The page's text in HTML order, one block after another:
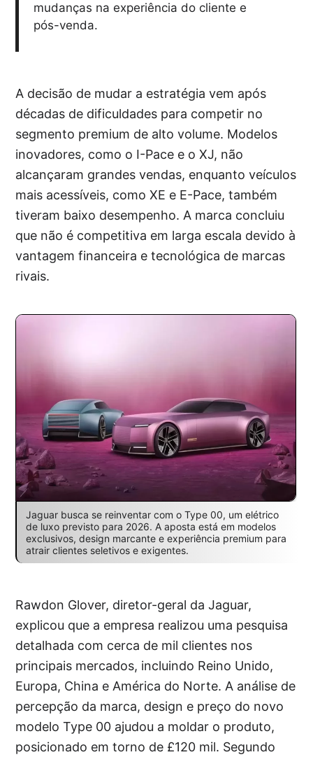
mudanças na experiência do cliente e
pós-venda.
A decisão de mudar a estratégia vem após
décadas de dificuldades para competir no
segmento premium de alto volume. Modelos
inovadores, como o I-Pace e o XJ, não
alcançaram grandes vendas, enquanto veículos
mais acessíveis, como XE e E-Pace, também
tiveram baixo desempenho. A marca concluiu
que não é competitiva em larga escala devido à
vantagem financeira e tecnológica de marcas
rivais.
Jaguar busca se reinventar com o Type 00, um elétrico
de luxo previsto para 2026. A aposta está em modelos
exclusivos, design marcante e experiência premium para
atrair clientes seletivos e exigentes.
Rawdon Glover, diretor-geral da Jaguar,
explicou que a empresa realizou uma pesquisa
detalhada com cerca de mil clientes nos
principais mercados, incluindo Reino Unido,
Europa, China e América do Norte. A análise de
percepção da marca, design e preço do novo
modelo Type 00 ajudou a moldar o produto,
posicionado em torno de £120 mil. Segundo